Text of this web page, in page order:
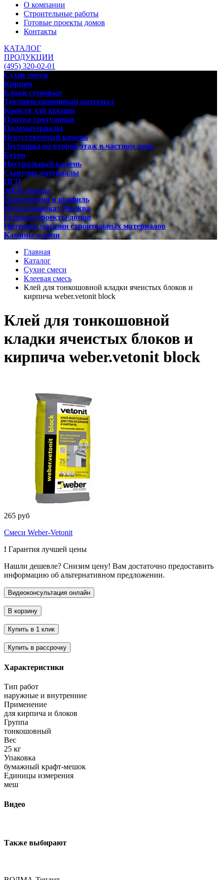
О компании
Строительные работы
Готовые проекты домов
Контакты
КАТАЛОГ
ПРОДУКЦИИ
(495) 320-02-01
Сухие смеси
Кирпич
Блоки стеновые
Теплоизоляционный материал
Кровля для крыши
Плитка тротуарная
Пиломатериалы
Искусственный камень
Лестницы на второй этаж в частном доме
Бетон
Натуральный камень
Сыпучие материалы
ПГП
ЖБИ заводы
Гипсокартон и профиль
Металлопрокат Москва
Готовые проекты домов
Интернет магазин строительных материалов
Камины и печи
Главная
Каталог
Сухие смеси
Клеевая смесь
Клей для тонкошовной кладки ячеистых блоков и
кирпича weber.vetonit block
Клей для тонкошовной
кладки ячеистых блоков и
кирпича weber.vetonit block
265 руб
Смеси Weber-Vetonit
! Гарантия лучшей цены
Нашли дешевле? Снизим цену! Вам достаточно предоставить
информацию об альтернативном предложении.
Характеристики
Тип работ
наружные и внутренние
Применение
для кирпича и блоков
Группа
тонкошовный
Вес
25 кг
Упаковка
бумажный крафт-мешок
Единицы измерения
меш
Видео
Также выбирают